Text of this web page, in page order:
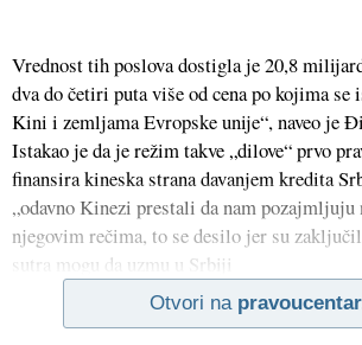
Vrednost tih poslova dostigla je 20,8
dva do četiri puta više od cena po kojima
Kini i zemljama Evropske unije“, naveo je
Istakao je da je režim takve „dilove“ prvo
finansira kineska strana davanjem kredita
„odavno Kinezi prestali da nam pozajmljuju
njegovim rečima, to se desilo jer su
sutra mogu da uzmu u Srbiji
Otvori na